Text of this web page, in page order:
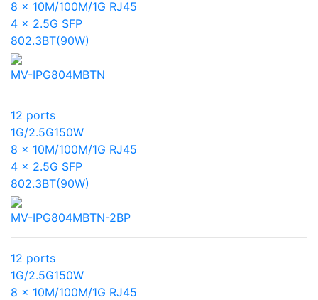
8 x 10M/100M/1G RJ45
4 x 2.5G SFP
802.3BT(90W)
MV-IPG804MBTN
12 ports
1G/2.5G150W
8 x 10M/100M/1G RJ45
4 x 2.5G SFP
802.3BT(90W)
MV-IPG804MBTN-2BP
12 ports
1G/2.5G150W
8 x 10M/100M/1G RJ45